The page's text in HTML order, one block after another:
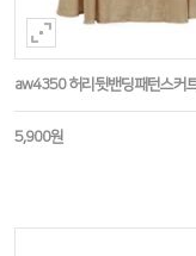
aw4350 허리뒷밴딩패턴스커
5,900원